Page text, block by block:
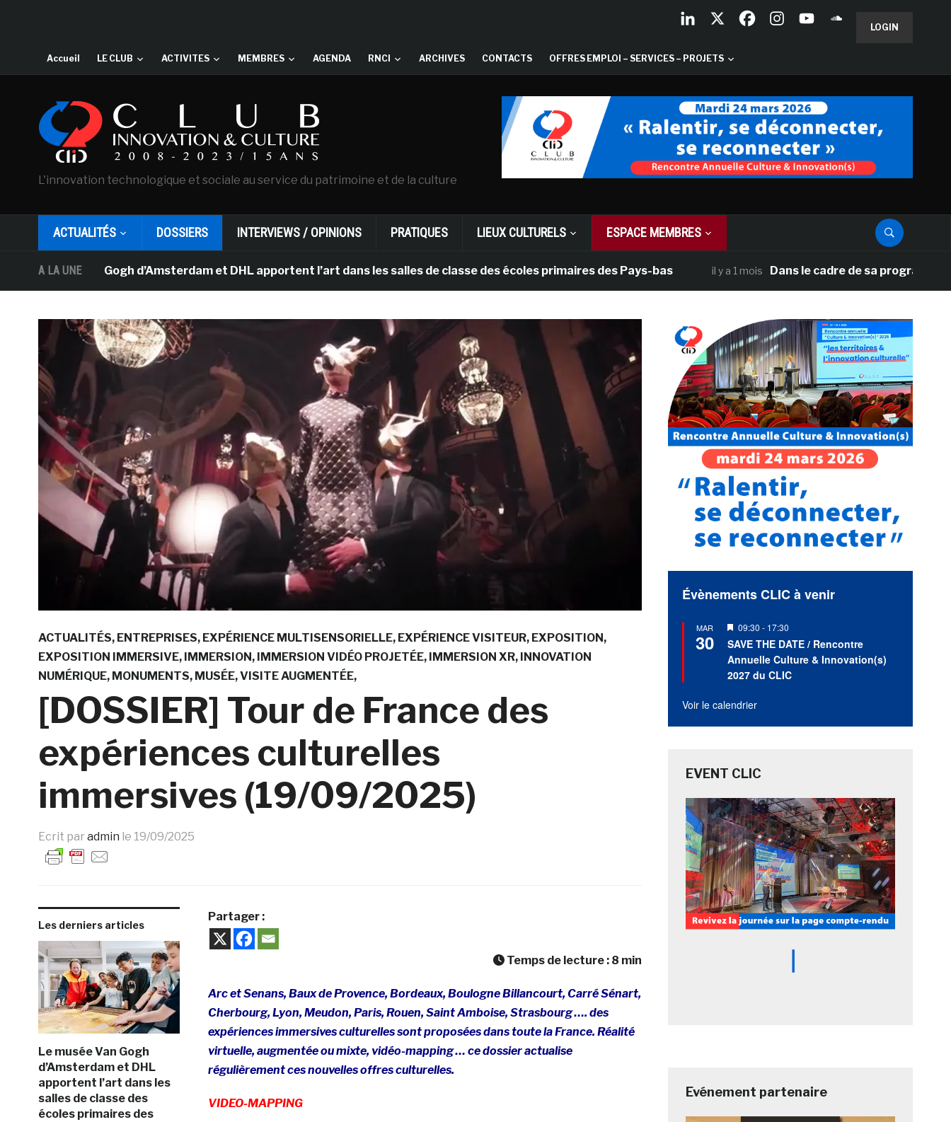
LOGIN
Accueil LE CLUB ACTIVITES MEMBRES AGENDA RNCI ARCHIVES CONTACTS OFFRES EMPLOI – SERVICES – PROJETS
L'innovation technologique et sociale au service du patrimoine et de la culture
ACTUALITÉS DOSSIERS INTERVIEWS / OPINIONS PRATIQUES LIEUX CULTURELS ESPACE MEMBRES
A LA UNE
Van Gogh d’Amsterdam et DHL apportent l’art dans les salles de classe des écoles primaires des Pays-bas il y a 1 mois Dans le cadre de sa programmation
ACTUALITÉS ENTREPRISES EXPÉRIENCE MULTISENSORIELLE EXPÉRIENCE VISITEUR EXPOSITION
EXPOSITION IMMERSIVE
IMMERSION IMMERSION VIDÉO PROJETÉE IMMERSION XR
INNOVATION
NUMÉRIQUE MONUMENTS MUSÉE VISITE AUGMENTÉE
[DOSSIER] Tour de France des
expériences culturelles
immersives (19/09/2025)
Ecrit par admin le 19/09/2025
Les derniers articles
Le musée Van Gogh
d’Amsterdam et DHL
apportent l’art dans les
salles de classe des
écoles primaires des
Partager :
Temps de lecture : 8 min
Arc et Senans, Baux de Provence, Bordeaux, Boulogne Billancourt, Carré Sénart,
Cherbourg, Lyon, Meudon, Paris, Rouen, Saint Amboise, Strasbourg …. des
expériences immersives culturelles sont proposées dans toute la France. Réalité
virtuelle, augmentée ou mixte, vidéo-mapping … ce dossier actualise
régulièrement ces nouvelles offres culturelles.
VIDEO-MAPPING
Évènements CLIC à venir
MAR
30
Mis
en
avant
09:30 - 17:30
SAVE THE DATE / Rencontre
Annuelle Culture & Innovation(s)
2027 du CLIC
Voir le calendrier
EVENT CLIC
Evénement partenaire